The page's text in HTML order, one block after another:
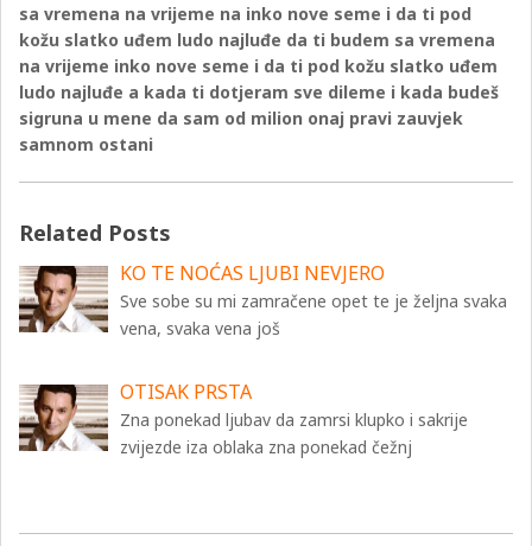
sa vremena na vrijeme na inko nove seme i da ti pod
kožu slatko uđem ludo najluđe da ti budem sa vremena
na vrijeme inko nove seme i da ti pod kožu slatko uđem
ludo najluđe a kada ti dotjeram sve dileme i kada budeš
sigruna u mene da sam od milion onaj pravi zauvjek
samnom ostani
Related Posts
KO TE NOĆAS LJUBI NEVJERO
Sve sobe su mi zamračene opet te je željna svaka
vena, svaka vena još
OTISAK PRSTA
Zna ponekad ljubav da zamrsi klupko i sakrije
zvijezde iza oblaka zna ponekad čežnj